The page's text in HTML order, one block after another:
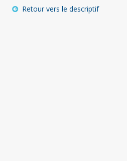
Retour vers le descriptif